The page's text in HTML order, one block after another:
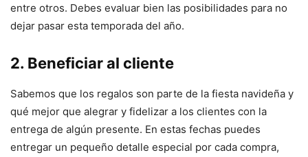
entre otros. Debes evaluar bien las posibilidades para no
dejar pasar esta temporada del año.
2. Beneficiar al cliente
Sabemos que los regalos son parte de la fiesta navideña y
qué mejor que alegrar y fidelizar a los clientes con la
entrega de algún presente. En estas fechas puedes
entregar un pequeño detalle especial por cada compra,